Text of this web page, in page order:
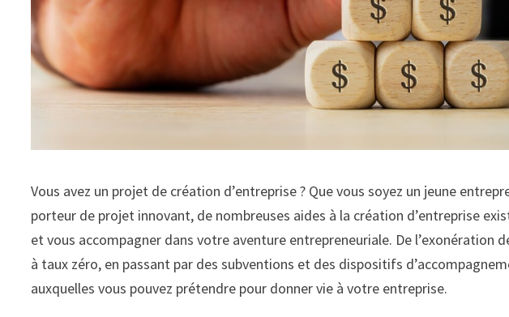
Vous avez un projet de création d’entreprise ? Que vous soyez un jeune
porteur de projet innovant, de nombreuses aides à la création d’entreprise
et vous accompagner dans votre aventure entrepreneuriale. De l’exonération
à taux zéro, en passant par des subventions et des dispositifs
auxquelles vous pouvez prétendre pour donner vie à votre entreprise.